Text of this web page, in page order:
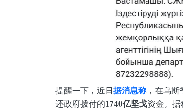
提醒一下，近日据消息称 ，在乌
还政府拨付的1740亿坚戈资金。据